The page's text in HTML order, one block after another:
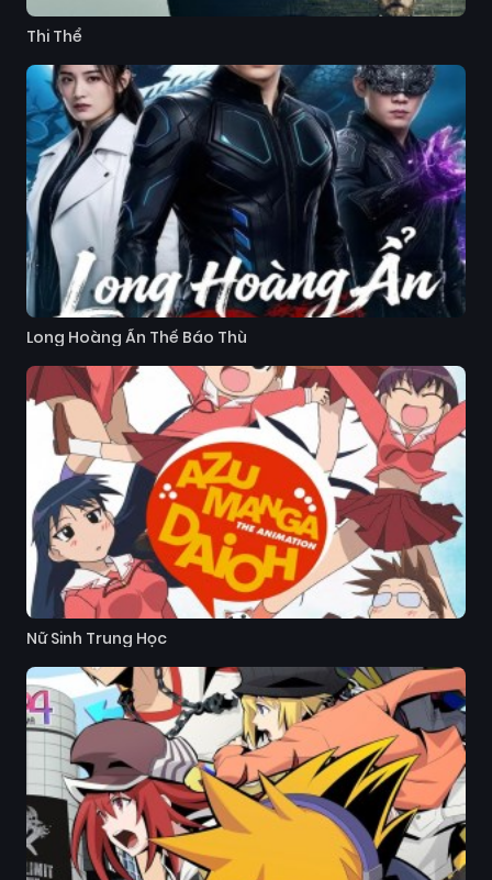
Thi Thể
Long Hoàng Ẩn Thế Báo Thù
Nữ Sinh Trung Học